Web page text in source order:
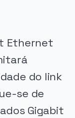
Ethernet
do link
se de
Gigabit